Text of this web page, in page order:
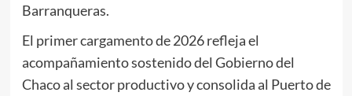
Barranqueras.
El primer cargamento de 2026 refleja el
acompañamiento sostenido del Gobierno del
Chaco al sector productivo y consolida al Puerto de